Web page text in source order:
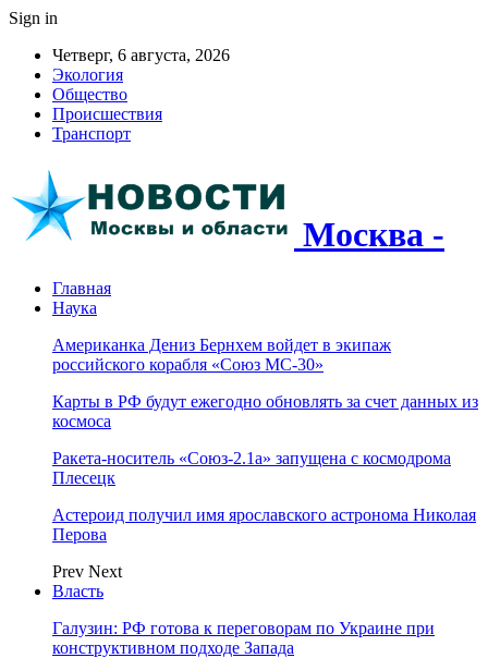
Sign in
Четверг, 6 августа, 2026
Экология
Общество
Происшествия
Транспорт
Москва -
Главная
Наука
Американка Дениз Бернхем войдет в экипаж
российского корабля «Союз МС-30»
Карты в РФ будут ежегодно обновлять за счет данных из
космоса
Ракета-носитель «Союз-2.1а» запущена с космодрома
Плесецк
Астероид получил имя ярославского астронома Николая
Перова
Prev Next
Власть
Галузин: РФ готова к переговорам по Украине при
конструктивном подходе Запада